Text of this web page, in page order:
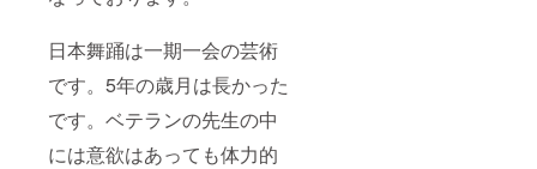
日本舞踊は一期一会の芸術
です。5年の歳月は長かった
です。ベテランの先生の中
には意欲はあっても体力的